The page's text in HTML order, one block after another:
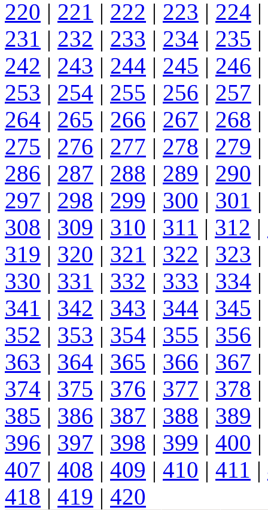
220 | 221 | 222 | 223 | 224 |
231 | 232 | 233 | 234 | 235 |
242 | 243 | 244 | 245 | 246 |
253 | 254 | 255 | 256 | 257 |
264 | 265 | 266 | 267 | 268 |
275 | 276 | 277 | 278 | 279 |
286 | 287 | 288 | 289 | 290 |
297 | 298 | 299 | 300 | 301 |
308 | 309 | 310 | 311 | 312 |
319 | 320 | 321 | 322 | 323 |
330 | 331 | 332 | 333 | 334 |
341 | 342 | 343 | 344 | 345 |
352 | 353 | 354 | 355 | 356 |
363 | 364 | 365 | 366 | 367 |
374 | 375 | 376 | 377 | 378 |
385 | 386 | 387 | 388 | 389 |
396 | 397 | 398 | 399 | 400 |
407 | 408 | 409 | 410 | 411 |
418 | 419 | 420